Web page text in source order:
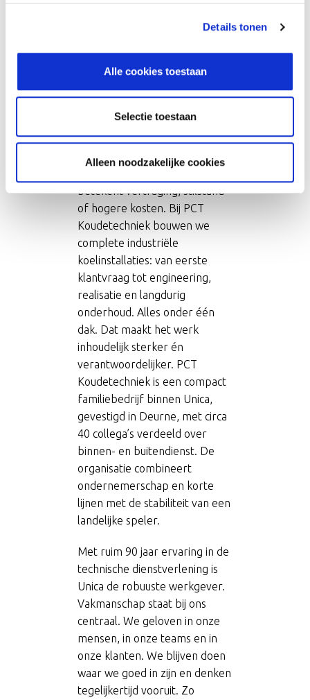
Details tonen
Alle cookies toestaan
Selectie toestaan
Alleen noodzakelijke cookies
Industriële koudetechniek is
geen standaard installatiewerk.
installaties die dag en nacht
moeten draaien in de
(voedingsmiddelen)industrie.
betekent vertraging, stilstand
of hogere kosten. Bij PCT
Koudetechniek bouwen we
complete industriële
koelinstallaties: van eerste
klantvraag tot engineering,
realisatie en langdurig
onderhoud. Alles onder één
dak. Dat maakt het werk
inhoudelijk sterker én
verantwoordelijker. PCT
Koudetechniek is een compact
familiebedrijf binnen Unica,
gevestigd in Deurne, met circa
40 collega’s verdeeld over
binnen- en buitendienst. De
organisatie combineert
ondernemerschap en korte
lijnen met de stabiliteit van een
landelijke speler.
Met ruim 90 jaar ervaring in de
technische dienstverlening is
Unica de robuuste werkgever.
Vakmanschap staat bij ons
centraal. We geloven in onze
mensen, in onze teams en in
onze klanten. We blijven doen
waar we goed in zijn en denken
tegelijkertijd vooruit. Zo